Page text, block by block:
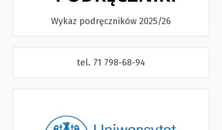
Wykaz podręczników 2025/26
tel. 71 798-68-94